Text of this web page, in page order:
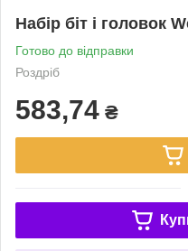
Набір біт і головок
Готово до відправки
Роздріб
583,74 ₴